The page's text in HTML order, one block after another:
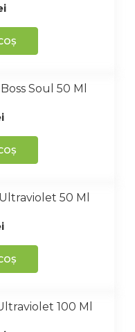
Soul 50 Ml
50 Ml
100 Ml